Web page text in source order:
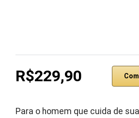
R$229,90
Para o homem que cuida de